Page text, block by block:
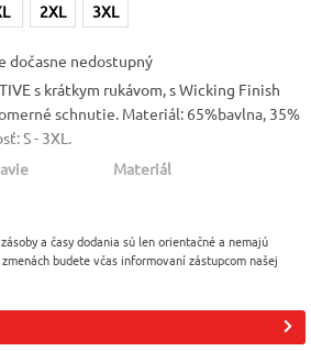
2XL 3XL
dočasne nedostupný
s krátkym rukávom, s Wicking Finish
schnutie. Materiál: 65%bavlna, 35%
S - 3XL.
Materiál
a časy dodania sú len orientačné a nemajú
budete včas informovaní zástupcom našej